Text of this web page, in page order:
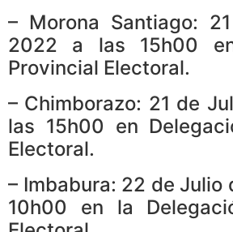
– Morona Santiago:
2022 a las 15h00
Provincial Electoral.
– Chimborazo: 21 de
las 15h00 en
Electoral.
– Imbabura: 22 de Julio
10h00 en la